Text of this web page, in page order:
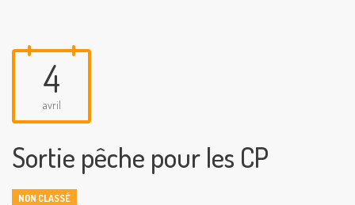
4
avril
Sortie pêche pour les CP
NON CLASSÉ